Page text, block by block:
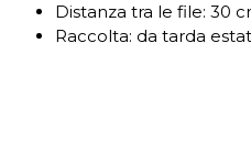
Distanza tra le file: 30
Raccolta: da tarda